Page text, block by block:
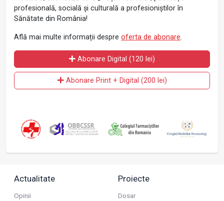
profesională, socială și culturală a profesioniștilor în
Sănătate din România!
Află mai multe informații despre oferta de abonare.
Abonare Digital (120 lei)
Abonare Print + Digital (200 lei)
Actualitate
Opinii
Proiecte
Dosar